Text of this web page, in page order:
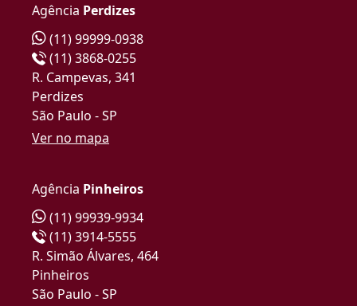
Agência Perdizes
(11) 99999-0938
(11) 3868-0255
R. Campevas, 341
Perdizes
São Paulo - SP
Ver no mapa
Agência Pinheiros
(11) 99939-9934
(11) 3914-5555
R. Simão Álvares, 464
Pinheiros
São Paulo - SP